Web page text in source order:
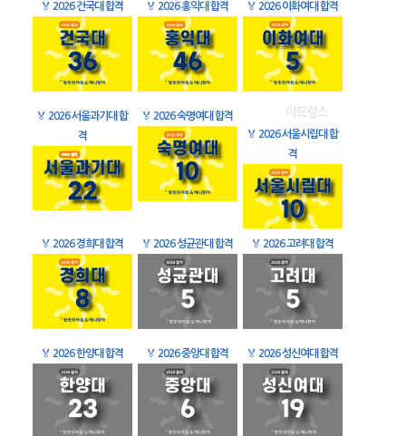
🏅 2026 건국대 합격 🏅 2026 홍익대 합격 🏅 2026 이화여대 합격
🏅 2026 서울과기대 합
격
🏅 2026 숙명여대 합격
🏅 2026 서울시립대 합
격
🏅 2026 경희대 합격 🏅 2026 성균관대 합격 🏅 2026 고려대 합격
🏅 2026 한양대 합격 🏅 2026 중앙대 합격 🏅 2026 성신여대 합격